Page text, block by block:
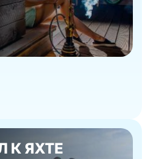
К ЯХТЕ